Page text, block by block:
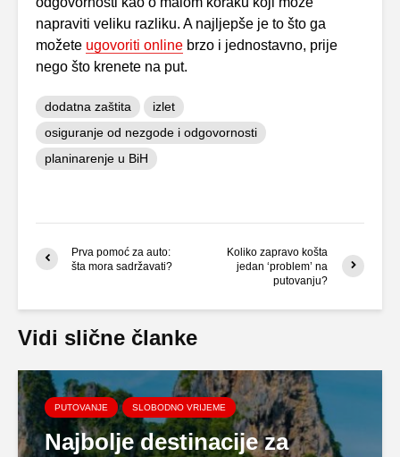
napraviti veliku razliku. A najljepše je to što ga
možete ugovoriti online brzo i jednostavno, prije
nego što krenete na put.
dodatna zaštita
izlet
osiguranje od nezgode i odgovornosti
planinarenje u BiH
Prva pomoć za auto:
šta mora sadržavati?
Koliko zapravo košta
jedan ‘problem’ na
putovanju?
Vidi slične članke
PUTOVANJE SLOBODNO VRIJEME
Najbolje destinacije za